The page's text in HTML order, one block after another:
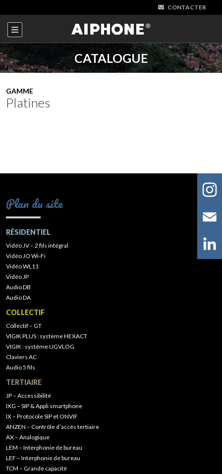
CONTACTER
CATALOGUE
GAMME
Platines
Plan du site
RÉSIDENTIEL
Vidéo JV – 2 fils intégral
Vidéo JO Wi-Fi
Vidéo WL11
Vidéo JP
Audio DB
Audio DA
COLLECTIF
Collectif – GT
VIGIK PLUS : système HEXACT
VIGIK : système UGVLOG
Claviers AC
Audio 5 fils
TERTIAIRE
JP – Accessibilité
IXG – SIP & Appli smartphone
IX – Protocole SIP et ONVIF
ANZEN – Contrôle d’accès tertiaire
AX – Analogique
LEM – Interphonie de bureau
LEF – Interphonie de bureau
TCM – Grande capacité